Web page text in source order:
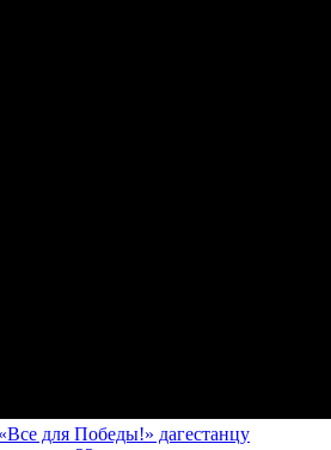
для Победы!» дагестанцу